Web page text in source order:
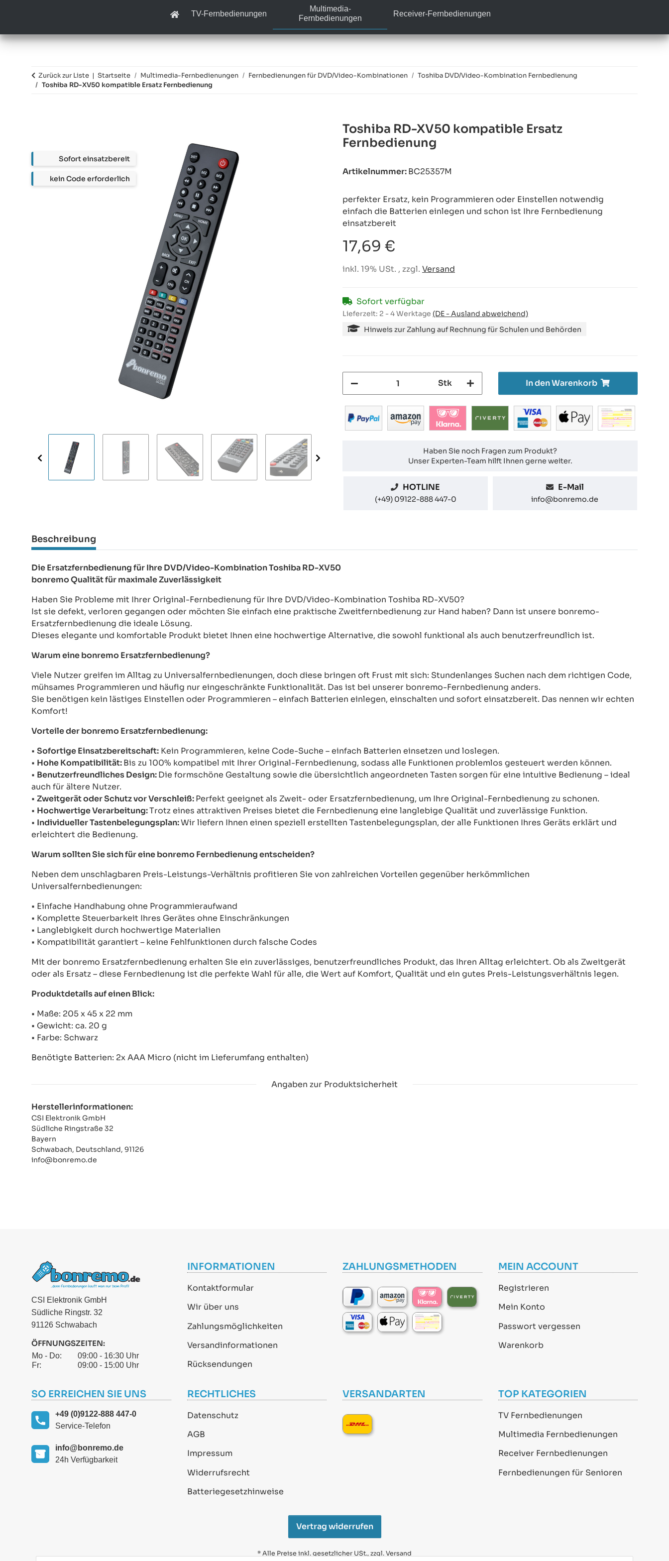
TV-Fernbedienungen
Multimedia-
Fernbedienungen
Receiver-Fernbedienungen
Zurück zur Liste Startseite Multimedia-Fernbedienungen Fernbedienungen für DVD/Video-Kombinationen
Toshiba DVD/Video-Kombination Fernbedienung
Toshiba RD-XV50 kompatible Ersatz Fernbedienung
Toshiba RD-XV50 kompatible Ersatz
Fernbedienung
Artikelnummer:BC25357M
perfekter Ersatz, kein Programmieren oder Einstellen notwendig
einfach die Batterien einlegen und schon ist Ihre Fernbedienung
einsatzbereit
17,69 €
inkl. 19% USt. , zzgl. Versand
Sofort verfügbar
Lieferzeit: 2 - 4 Werktage (DE - Ausland abweichend)
Hinweis zur Zahlung auf Rechnung für Schulen und Behörden
Stk In den Warenkorb
Haben Sie noch Fragen zum Produkt?
Unser Experten-Team hilft Ihnen gerne weiter.
HOTLINE
(+49) 09122-888 447-0
E-Mail
info@bonremo.de
Beschreibung
Die Ersatzfernbedienung für Ihre DVD/Video-Kombination Toshiba RD-XV50
bonremo Qualität für maximale Zuverlässigkeit
Haben Sie Probleme mit Ihrer Original-Fernbedienung für Ihre DVD/Video-Kombination Toshiba RD-XV50?
Ist sie defekt, verloren gegangen oder möchten Sie einfach eine praktische Zweitfernbedienung zur Hand haben? Dann ist unsere bonremo-
Ersatzfernbedienung die ideale Lösung.
Dieses elegante und komfortable Produkt bietet Ihnen eine hochwertige Alternative, die sowohl funktional als auch benutzerfreundlich ist.
Warum eine bonremo Ersatzfernbedienung?
Viele Nutzer greifen im Alltag zu Universalfernbedienungen, doch diese bringen oft Frust mit sich: Stundenlanges Suchen nach dem richtigen Code,
mühsames Programmieren und häufig nur eingeschränkte Funktionalität. Das ist bei unserer bonremo-Fernbedienung anders.
Sie benötigen kein lästiges Einstellen oder Programmieren – einfach Batterien einlegen, einschalten und sofort einsatzbereit. Das nennen wir echten
Komfort!
Vorteile der bonremo Ersatzfernbedienung:
• Sofortige Einsatzbereitschaft: Kein Programmieren, keine Code-Suche – einfach Batterien einsetzen und loslegen.
• Hohe Kompatibilität:Bis zu 100% kompatibel mit Ihrer Original-Fernbedienung, sodass alle Funktionen problemlos gesteuert werden können.
• Benutzerfreundliches Design:Die formschöne Gestaltung sowie die übersichtlich angeordneten Tasten sorgen für eine intuitive Bedienung – ideal
auch für ältere Nutzer.
• Zweitgerät oder Schutz vor Verschleiß:Perfekt geeignet als Zweit- oder Ersatzfernbedienung, um Ihre Original-Fernbedienung zu schonen.
• Hochwertige Verarbeitung:Trotz eines attraktiven Preises bietet die Fernbedienung eine langlebige Qualität und zuverlässige Funktion.
• Individueller Tastenbelegungsplan:Wir liefern Ihnen einen speziell erstellten Tastenbelegungsplan, der alle Funktionen Ihres Geräts erklärt und
erleichtert die Bedienung.
Warum sollten Sie sich für eine bonremo Fernbedienung entscheiden?
Neben dem unschlagbaren Preis-Leistungs-Verhältnis profitieren Sie von zahlreichen Vorteilen gegenüber herkömmlichen
Universalfernbedienungen:
• Einfache Handhabung ohne Programmieraufwand
• Komplette Steuerbarkeit Ihres Gerätes ohne Einschränkungen
• Langlebigkeit durch hochwertige Materialien
• Kompatibilität garantiert – keine Fehlfunktionen durch falsche Codes
Mit der bonremo Ersatzfernbedienung erhalten Sie ein zuverlässiges, benutzerfreundliches Produkt, das Ihren Alltag erleichtert. Ob als Zweitgerät
oder als Ersatz – diese Fernbedienung ist die perfekte Wahl für alle, die Wert auf Komfort, Qualität und ein gutes Preis-Leistungsverhältnis legen.
Produktdetails auf einen Blick:
• Maße: 205 x 45 x 22 mm
• Gewicht: ca. 20 g
• Farbe: Schwarz
Benötigte Batterien: 2x AAA Micro (nicht im Lieferumfang enthalten)
Angaben zur Produktsicherheit
Herstellerinformationen:
CSI Elektronik GmbH
Südliche Ringstraße 32
Bayern
Schwabach, Deutschland, 91126
info@bonremo.de
CSI Elektronik GmbH
Südliche Ringstr. 32
91126 Schwabach
ÖFFNUNGSZEITEN:
Mo - Do:
09:00 - 16:30 Uhr
Fr:
09:00 - 15:00 Uhr
INFORMATIONEN
Kontaktformular
Wir über uns
Zahlungsmöglichkeiten
Versandinformationen
Rücksendungen
ZAHLUNGSMETHODEN MEIN ACCOUNT
Registrieren
Mein Konto
Passwort vergessen
Warenkorb
SO ERREICHEN SIE UNS
+49 (0)9122-888 447-0
Service-Telefon
info@bonremo.de
24h Verfügbarkeit
RECHTLICHES
Datenschutz
AGB
Impressum
Widerrufsrecht
Batteriegesetzhinweise
VERSANDARTEN TOP KATEGORIEN
TV Fernbedienungen
Multimedia Fernbedienungen
Receiver Fernbedienungen
Fernbedienungen für Senioren
Vertrag widerrufen
* Alle Preise inkl. gesetzlicher USt., zzgl.Versand